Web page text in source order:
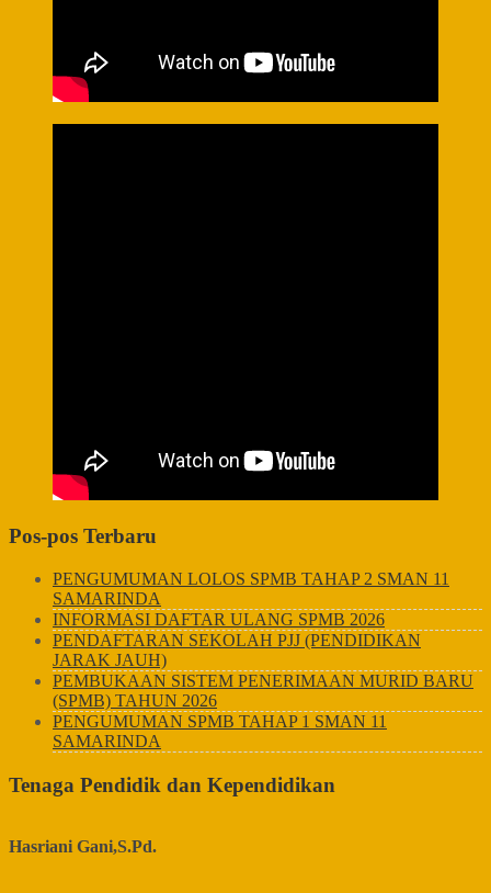
Pos-pos Terbaru
PENGUMUMAN LOLOS SPMB TAHAP 2 SMAN 11
SAMARINDA
INFORMASI DAFTAR ULANG SPMB 2026
PENDAFTARAN SEKOLAH PJJ (PENDIDIKAN
JARAK JAUH)
PEMBUKAAN SISTEM PENERIMAAN MURID BARU
(SPMB) TAHUN 2026
PENGUMUMAN SPMB TAHAP 1 SMAN 11
SAMARINDA
Tenaga Pendidik dan Kependidikan
Hasriani Gani,S.Pd.